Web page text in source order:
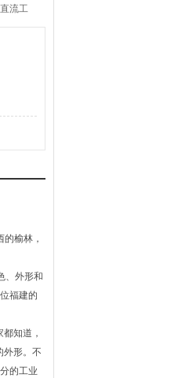
流工
护产
榆林，
、外形和
福建的
知道，
外形。不
的工业